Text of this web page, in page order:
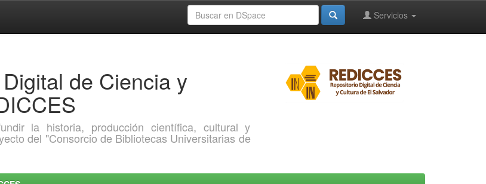
Servicios
de Ciencia y
la historia, producción científica, cultural y
del "Consorcio de Bibliotecas Universitarias de